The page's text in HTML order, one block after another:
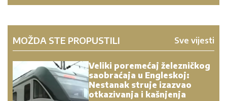
MOŽDA STE PROPUSTILI Sve vijesti
Veliki poremećaj železničkog
saobraćaja u Engleskoj:
Nestanak struje izazvao
otkazivanja i kašnjenja